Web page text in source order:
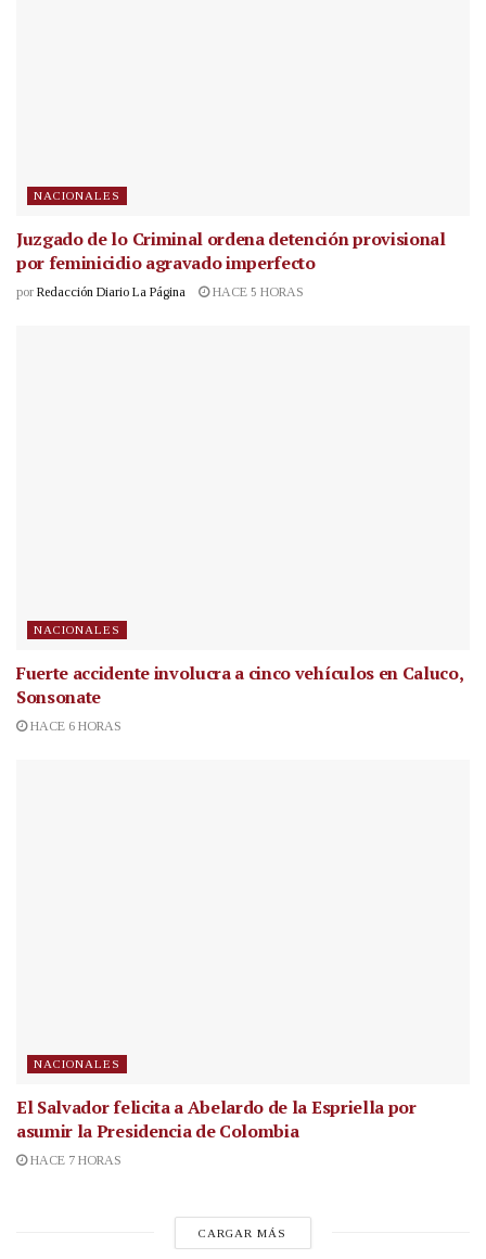
NACIONALES
Juzgado de lo Criminal ordena detención provisional
por feminicidio agravado imperfecto
por Redacción Diario La Página HACE 5 HORAS
NACIONALES
Fuerte accidente involucra a cinco vehículos en Caluco,
Sonsonate
HACE 6 HORAS
NACIONALES
El Salvador felicita a Abelardo de la Espriella por
asumir la Presidencia de Colombia
HACE 7 HORAS
CARGAR MÁS